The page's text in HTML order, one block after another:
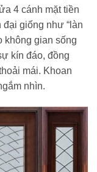
4 cánh mặt tiền
giống như “làn
không gian sống
kín đáo, đồng
mái. Khoan
nhìn.